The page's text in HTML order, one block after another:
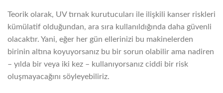
Teorik olarak, UV tırnak kurutucuları ile ilişkili kanser riskleri
kümülatif olduğundan, ara sıra kullanıldığında daha güvenli
olacaktır. Yani, eğer her gün ellerinizi bu makinelerden
birinin altına koyuyorsanız bu bir sorun olabilir ama nadiren
– yılda bir veya iki kez – kullanıyorsanız ciddi bir risk
oluşmayacağını söyleyebiliriz.